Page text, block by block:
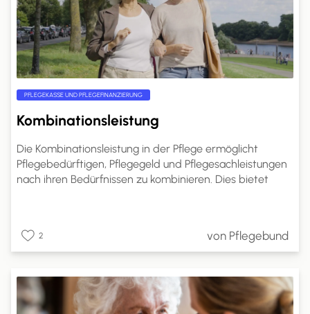
PFLEGEKASSE UND PFLEGEFINANZIERUNG
Kombinationsleistung
Die Kombinationsleistung in der Pflege ermöglicht
Pflegebedürftigen, Pflegegeld und Pflegesachleistungen
nach ihren Bedürfnissen zu kombinieren. Dies bietet
erforderlich, und die Kostenabrechnung erfolgt direkt
mit den Pflegeleistungserbringern. Dies ermöglicht eine
Bedürfnisse und Lebenssituationen.
2 von Pflegebund